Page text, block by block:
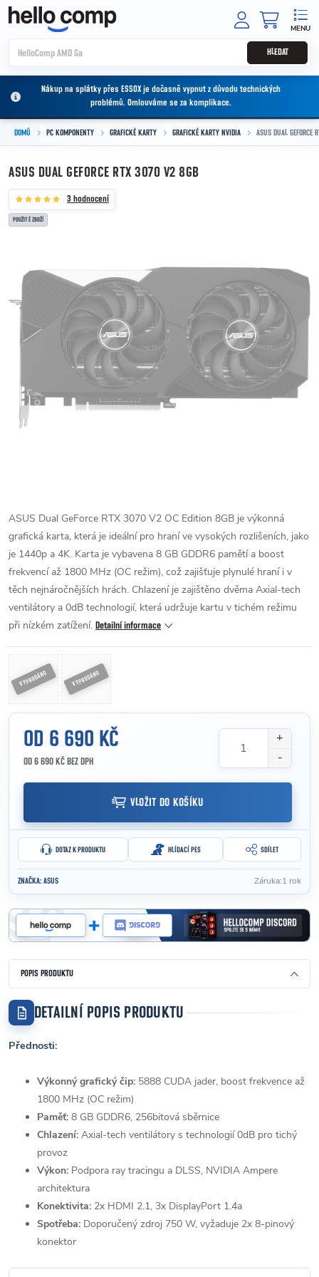
Přejít na obsah
HLEDAT
Nákup na splátky přes ESSOX je dočasně vypnut z důvodu technických
problémů. Omlouváme se za komplikace.
DOMŮ PC KOMPONENTY GRAFICKÉ KARTY GRAFICKÉ KARTY NVIDIA ASUS DUAL GEFORCE
ASUS DUAL GEFORCE RTX 3070 V2 8GB
3 hodnocení
POUŽITÉ ZBOŽÍ
ASUS Dual GeForce RTX 3070 V2 OC Edition 8GB je výkonná
grafická karta, která je ideální pro hraní ve vysokých rozlišeních, jako
je 1440p a 4K. Karta je vybavena 8 GB GDDR6 pamětí a boost
frekvencí až 1800 MHz (OC režim), což zajišťuje plynulé hraní i v
těch nejnáročnějších hrách. Chlazení je zajištěno dvěma Axial-tech
ventilátory a 0dB technologií, která udržuje kartu v tichém režimu
při nízkém zatížení. Detailní informace
OD 6 690 KČ
OD 6 690 KČ BEZ DPH
VLOŽIT DO KOŠÍKU
DOTAZ K PRODUKTU HLÍDACÍ PES SDÍLET
ZNAČKA: ASUS Záruka:1 rok
POPIS PRODUKTU
DETAILNÍ POPIS PRODUKTU
Přednosti:
Výkonný grafický čip: 5888 CUDA jader, boost frekvence až
1800 MHz (OC režim)
Paměť: 8 GB GDDR6, 256bitová sběrnice
Chlazení: Axial-tech ventilátory s technologií 0dB pro tichý
provoz
Výkon: Podpora ray tracingu a DLSS, NVIDIA Ampere
architektura
Konektivita: 2x HDMI 2.1, 3x DisplayPort 1.4a
Spotřeba: Doporučený zdroj 750 W, vyžaduje 2x 8-pinový
konektor